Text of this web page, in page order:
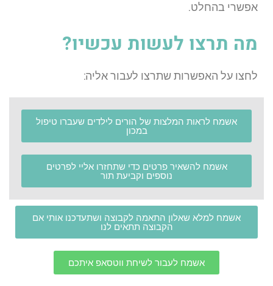
אפשרי בהחלט.
מה תרצו לעשות עכשיו?
לחצו על האפשרות שתרצו לעבור אליה:
אשמח לראות המלצות של הורים לילדים שעברו טיפול
במכון
אשמח להשאיר פרטים כדי שתחזרו אליי לפרטים
נוספים וקביעת תור
אשמח למלא שאלון התאמה לקבוצה ושתעדכנו אותי אם
הקבוצה תתאים לנו
אשמח לעבור לשיחת ווטסאפ איתכם